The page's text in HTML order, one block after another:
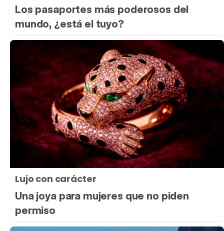
Los pasaportes más poderosos del
mundo, ¿está el tuyo?
Lujo con carácter
Una joya para mujeres que no piden
permiso